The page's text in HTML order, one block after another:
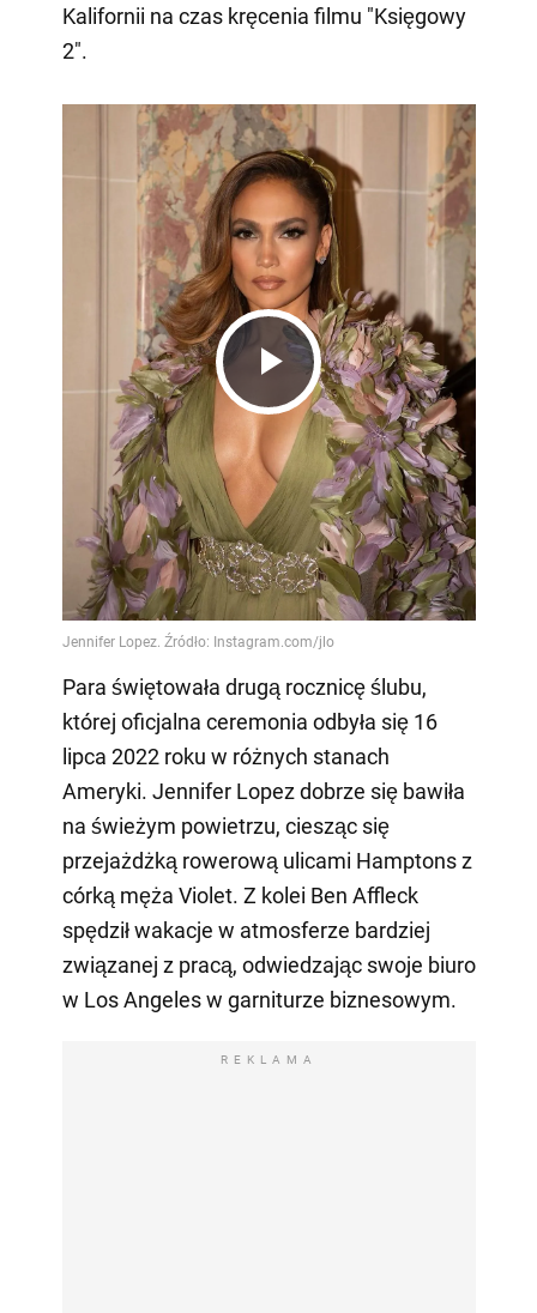
Kalifornii na czas kręcenia filmu "Księgowy
2".
Play
Video
Para świętowała drugą rocznicę ślubu,
której oficjalna ceremonia odbyła się 16
lipca 2022 roku w różnych stanach
Ameryki. Jennifer Lopez dobrze się bawiła
na świeżym powietrzu, ciesząc się
przejażdżką rowerową ulicami Hamptons z
córką męża Violet. Z kolei Ben Affleck
spędził wakacje w atmosferze bardziej
związanej z pracą, odwiedzając swoje biuro
w Los Angeles w garniturze biznesowym.
REKLAMA